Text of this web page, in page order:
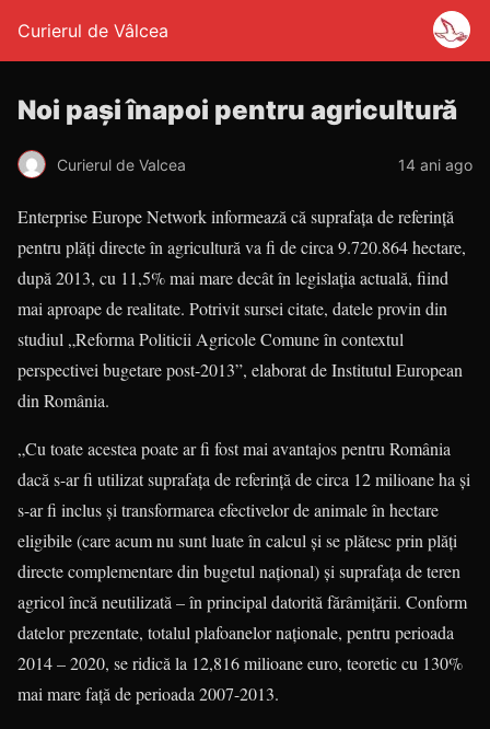
Curierul de Vâlcea
Noi paşi înapoi pentru agricultură
Curierul de Valcea 14 ani ago
Enterprise Europe Network informează că suprafaţa de referinţă
pentru plăţi directe în agricultură va fi de circa 9.720.864 hectare,
după 2013, cu 11,5% mai mare decât în legislaţia actuală, fiind
mai aproape de realitate. Potrivit sursei citate, datele provin din
studiul „Reforma Politicii Agricole Comune în contextul
perspectivei bugetare post-2013”, elaborat de Institutul European
din România.
„Cu toate acestea poate ar fi fost mai avantajos pentru România
dacă s-ar fi utilizat suprafaţa de referinţă de circa 12 milioane ha şi
s-ar fi inclus şi transformarea efectivelor de animale în hectare
eligibile (care acum nu sunt luate în calcul şi se plătesc prin plăţi
directe complementare din bugetul naţional) şi suprafaţa de teren
agricol încă neutilizată – în principal datorită fărâmiţării. Conform
datelor prezentate, totalul plafoanelor naţionale, pentru perioada
2014 – 2020, se ridică la 12,816 milioane euro, teoretic cu 130%
mai mare faţă de perioada 2007-2013.